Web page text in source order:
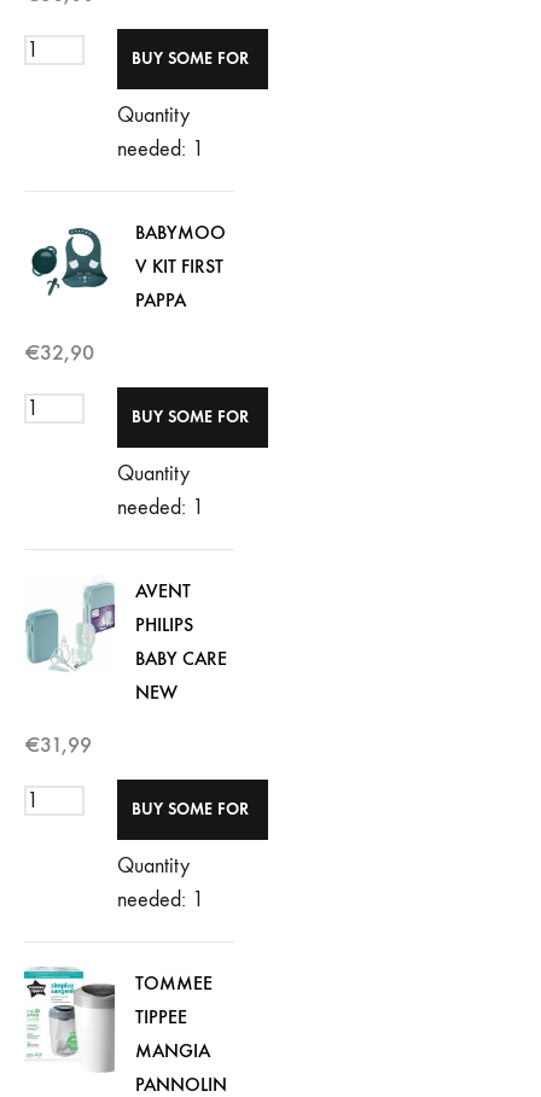
Quantity
needed: 1
BABYMOO
V KIT FIRST
PAPPA
€32,90
Quantity
needed: 1
AVENT
PHILIPS
BABY CARE
NEW
€31,99
Quantity
needed: 1
TOMMEE
TIPPEE
MANGIA
PANNOLIN